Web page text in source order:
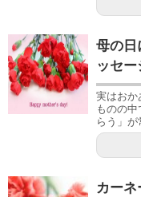
母の日
ッセ
実はおか
ものの
らう」
カー